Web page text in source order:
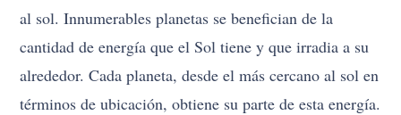
al sol. Innumerables planetas se benefician de la
cantidad de energía que el Sol tiene y que irradia a su
alrededor. Cada planeta, desde el más cercano al sol en
términos de ubicación, obtiene su parte de esta energía.